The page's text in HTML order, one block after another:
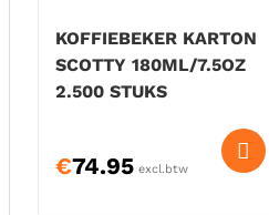
KOFFIEBEKER KARTON
SCOTTY 180ML/7.5OZ
2.500 STUKS
€74.95 excl.btw